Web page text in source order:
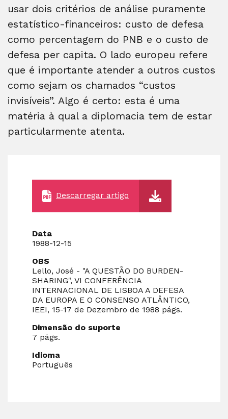
usar dois critérios de análise puramente
estatístico-financeiros: custo de defesa
como percentagem do PNB e o custo de
defesa per capita. O lado europeu refere
que é importante atender a outros custos
como sejam os chamados “custos
invisíveis”. Algo é certo: esta é uma
matéria à qual a diplomacia tem de estar
particularmente atenta.
Descarregar artigo
Data
1988-12-15
OBS
Lello, José - "A QUESTÃO DO BURDEN-
SHARING", VI CONFERÊNCIA
INTERNACIONAL DE LISBOA A DEFESA
DA EUROPA E O CONSENSO ATLÂNTICO,
IEEI, 15-17 de Dezembro de 1988 págs.
Dimensão do suporte
7 págs.
Idioma
Português